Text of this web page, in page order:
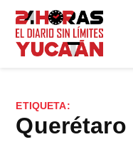
Saltar
contenido
ETIQUETA:
Querétaro